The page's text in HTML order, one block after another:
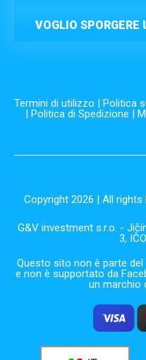
VOGLIO SPORGERE
Termini di utilizzo | Politica
| Politica di Spedizione |
Copyright 2026 | All rights
G&V investment s.r.o. -
3,
Questo sito non è parte
e non è supportato da
un marchio